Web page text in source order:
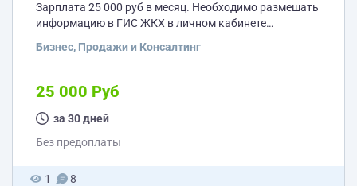
Зарплата 25 000 руб в месяц. Необходимо размешать
информацию в ГИС ЖКХ в личном кабинете
Бизнес, Продажи и Консалтинг
25 000 Руб
за 30 дней
Без предоплаты
1
8